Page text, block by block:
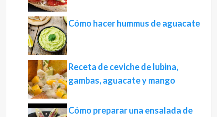
Cómo hacer hummus de aguacate
Receta de ceviche de lubina,
gambas, aguacate y mango
Cómo preparar una ensalada de